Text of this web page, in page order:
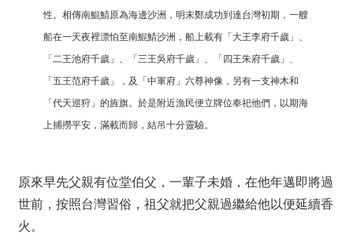
性。相傳南鯤鯖原為海邊沙洲，明末鄭成功到達台灣初期，一艘
船在一天夜裡漂怕至南鯤鯖沙洲，船上載有「大王李府千歲」、
「二王池府千歲」、「三王吳府千歲」、「四王朱府千歲」、
「五王范府千歲」，及「中軍府」六尊神像，另有一支神木和
「代天巡狩」的旌旗。於是附近漁民便立牌位奉祀他們，以期海
上捕撈平安，滿載而歸，結吊十分靈驗。
原來早先父親有位堂伯父，一輩子未婚，在他年邁即將過
世前，按照台灣習俗，祖父就把父親過繼給他以便延續香
火。